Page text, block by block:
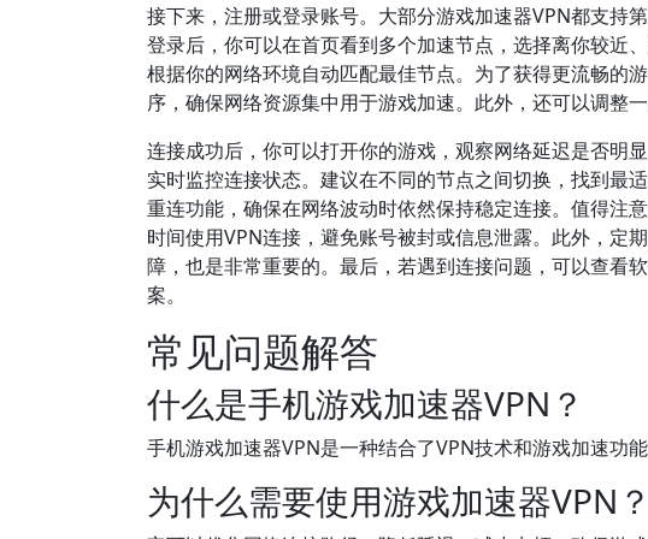
接下来，注册或登录账号。大部分游戏加速器VPN都支持
登录后，你可以在首页看到多个加速节点，选择离你较近
根据你的网络环境自动匹配最佳节点。为了获得更流畅的
序，确保网络资源集中用于游戏加速。此外，还可以调整
连接成功后，你可以打开你的游戏，观察网络延迟是否明
实时监控连接状态。建议在不同的节点之间切换，找到最
重连功能，确保在网络波动时依然保持稳定连接。值得注
时间使用VPN连接，避免账号被封或信息泄露。此外，定
障，也是非常重要的。最后，若遇到连接问题，可以查看
案。
常见问题解答
什么是手机游戏加速器VPN？
手机游戏加速器VPN是一种结合了VPN技术和游戏加速功
为什么需要使用游戏加速器VPN？